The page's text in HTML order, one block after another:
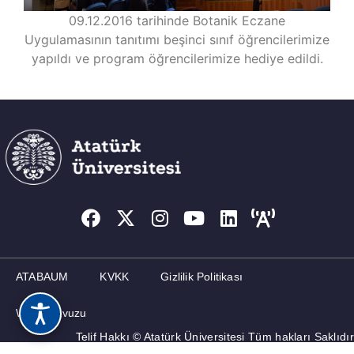
09.12.2016 tarihinde Botanik Eczane
Uygulamasının tanıtımı beşinci sınıf öğrencilerimize
yapıldı ve program öğrencilerimize hediye edildi.
ATABAUM KVKK Gizlilik Politikası
Web Kılavuzu
Telif Hakkı © Atatürk Üniversitesi Tüm hakları Saklıdır